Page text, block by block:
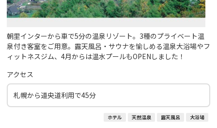
朝里インターから車で5分の温泉リゾート。3種のプライベート温
泉付き客室をご用意。露天風呂・サウナを愉しめる温泉大浴場やフ
ィットネスジム、4月からは温水プールもOPENしました！
アクセス
札幌から道央道利用で45分
ホテル 天然温泉 露天風呂 大浴場